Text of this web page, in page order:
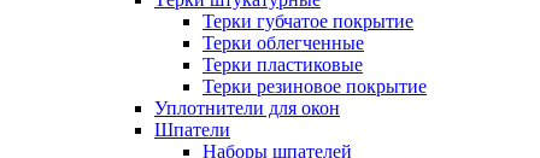
Терки губчатое покрытие
Терки облегченные
Терки пластиковые
Терки резиновое покрытие
Уплотнители для окон
Шпатели
Наборы шпателей